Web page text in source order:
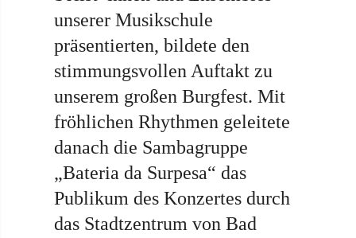
unserer Musikschule
präsentierten, bildete den
stimmungsvollen Auftakt zu
unserem großen Burgfest. Mit
fröhlichen Rhythmen geleitete
danach die Sambagruppe
„Bateria da Surpesa“ das
Publikum des Konzertes durch
das Stadtzentrum von Bad